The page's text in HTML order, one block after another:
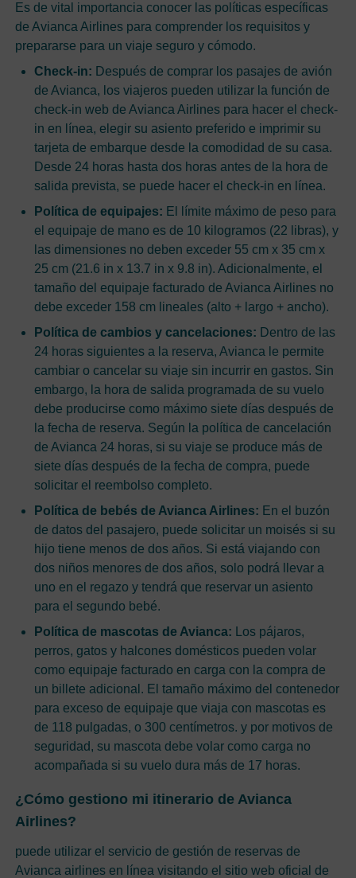
Es de vital importancia conocer las políticas específicas
de Avianca Airlines para comprender los requisitos y
prepararse para un viaje seguro y cómodo.
Check-in: Después de comprar los pasajes de avión
de Avianca, los viajeros pueden utilizar la función de
check-in web de Avianca Airlines para hacer el check-
in en línea, elegir su asiento preferido e imprimir su
tarjeta de embarque desde la comodidad de su casa.
Desde 24 horas hasta dos horas antes de la hora de
salida prevista, se puede hacer el check-in en línea.
Política de equipajes: El límite máximo de peso para
el equipaje de mano es de 10 kilogramos (22 libras), y
las dimensiones no deben exceder 55 cm x 35 cm x
25 cm (21.6 in x 13.7 in x 9.8 in). Adicionalmente, el
tamaño del equipaje facturado de Avianca Airlines no
debe exceder 158 cm lineales (alto + largo + ancho).
Política de cambios y cancelaciones: Dentro de las
24 horas siguientes a la reserva, Avianca le permite
cambiar o cancelar su viaje sin incurrir en gastos. Sin
embargo, la hora de salida programada de su vuelo
debe producirse como máximo siete días después de
la fecha de reserva. Según la política de cancelación
de Avianca 24 horas, si su viaje se produce más de
siete días después de la fecha de compra, puede
solicitar el reembolso completo.
Política de bebés de Avianca Airlines: En el buzón
de datos del pasajero, puede solicitar un moisés si su
hijo tiene menos de dos años. Si está viajando con
dos niños menores de dos años, solo podrá llevar a
uno en el regazo y tendrá que reservar un asiento
para el segundo bebé.
Política de mascotas de Avianca: Los pájaros,
perros, gatos y halcones domésticos pueden volar
como equipaje facturado en carga con la compra de
un billete adicional. El tamaño máximo del contenedor
para exceso de equipaje que viaja con mascotas es
de 118 pulgadas, o 300 centímetros. y por motivos de
seguridad, su mascota debe volar como carga no
acompañada si su vuelo dura más de 17 horas.
¿Cómo gestiono mi itinerario de Avianca
Airlines?
puede utilizar el servicio de gestión de reservas de
Avianca airlines en línea visitando el sitio web oficial de